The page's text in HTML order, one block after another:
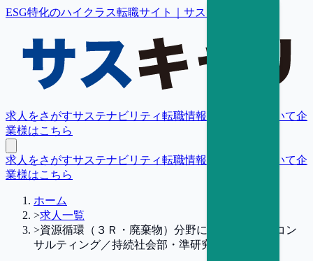
ESG特化のハイクラス転職サイト｜サスキャリ
求人をさがすサステナビリティ転職情報 転職支援について企
業様はこちら
求人をさがすサステナビリティ転職情報 転職支援について企
業様はこちら
ホーム
>求人一覧
>資源循環（３Ｒ・廃棄物）分野における調査・コン
サルティング／持続社会部・準研究員【東京】